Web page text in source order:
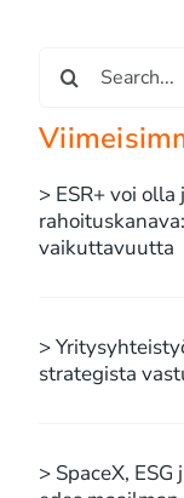
Etsi
> ESR+ voi
vaikuttavuutta
>
strategista
> SpaceX,